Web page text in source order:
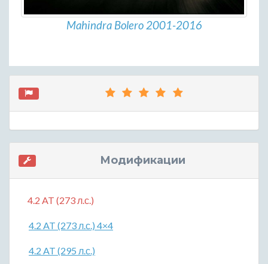
Mahindra Bolero 2001-2016
Модификации
4.2 AT (273 л.с.)
4.2 AT (273 л.с.) 4×4
4.2 AT (295 л.с.)